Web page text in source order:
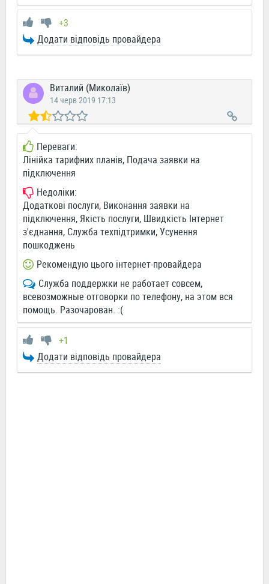
+3
Додати відповідь провайдера
Виталий (Миколаїв)
14 черв 2019 17:13
Переваги:
Лінійка тарифних планів, Подача заявки на
підключення
Недоліки:
Додаткові послуги, Виконання заявки на
підключення, Якість послуги, Швидкість Інтернет
з'єднання, Служба техпідтримки, Усунення
пошкоджень
Рекомендую цього інтернет-провайдера
Служба поддержки не работает совсем,
всевозможные отговорки по телефону, на этом вся
помощь. Разочарован. :(
+1
Додати відповідь провайдера